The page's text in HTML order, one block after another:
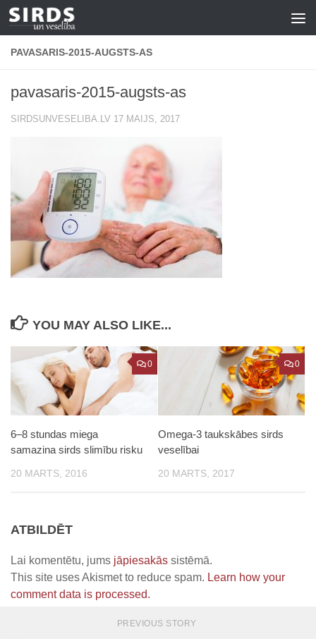
Skip to content
PAVASARIS-2015-AUGSTS-AS
pavasaris-2015-augsts-as
SIRDSUNVESELIBA.LV 17 MAIJS, 2017
YOU MAY ALSO LIKE...
0
6–8 stundas miega
samazina sirds slimību risku
20 MARTS, 2016
0
Omega-3 taukskābes sirds
veselībai
20 MARTS, 2017
ATBILDĒT
Lai komentētu, jums jāpiesakās sistēmā.
This site uses Akismet to reduce spam. Learn how your
comment data is processed.
PREVIOUS STORY